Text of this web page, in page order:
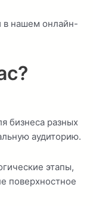
в нашем онлайн-
бизнеса разных
аудиторию.
этапы,
поверхностное